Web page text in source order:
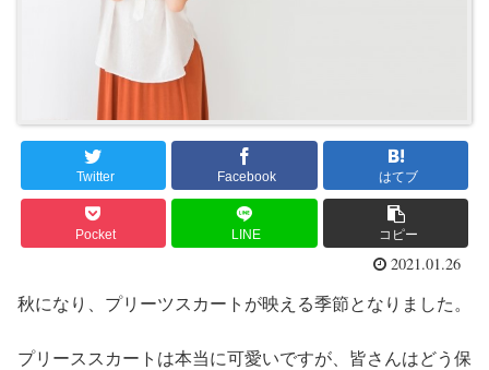
Twitter Facebook はてブ
Pocket LINE コピー
2021.01.26
秋になり、プリーツスカートが映える季節となりました。
プリーススカートは本当に可愛いですが、皆さんはどう保